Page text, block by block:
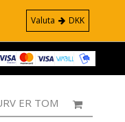
Valuta DKK
ER TOM